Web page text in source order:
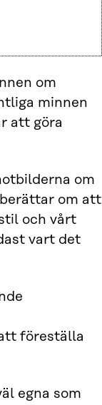
om
minnen
att göra
om
om att
och vårt
vart det
föreställa
egna som